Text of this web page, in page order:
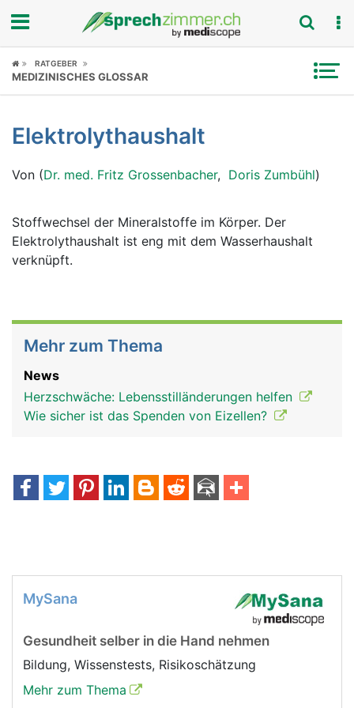
Fokus
Symptome
Untersuchungen
News
Ratgeber
RATGEBER
MEDIZINISCHES GLOSSAR
Elektrolythaushalt
Von (Dr. med. Fritz Grossenbacher, Doris Zumbühl)
Stoffwechsel der Mineralstoffe im Körper. Der
Elektrolythaushalt ist eng mit dem Wasserhaushalt
verknüpft.
Mehr zum Thema
News
Herzschwäche: Lebensstilländerungen helfen
Wie sicher ist das Spenden von Eizellen?
MySana
Gesundheit selber in die Hand nehmen
Bildung, Wissenstests, Risikoschätzung
Mehr zum Thema